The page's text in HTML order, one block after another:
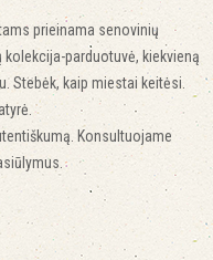
prieinama senovinių
parduotuvė, kiekvieną
Stebėk, kaip miestai keitėsi.
Konsultuojame